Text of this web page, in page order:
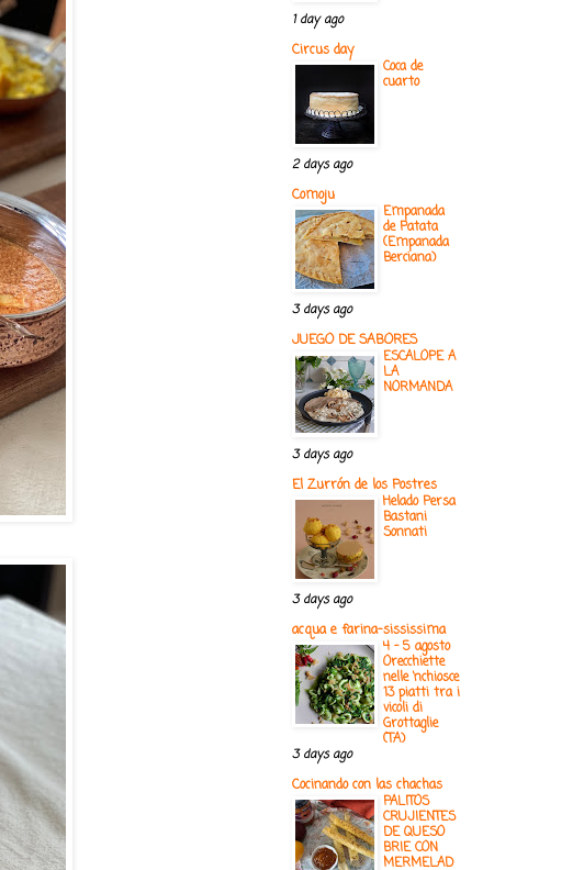
1 day ago
Circus day
Coca de
cuarto
2 days ago
Comoju
Empanada
de Patata
(Empanada
Berciana)
3 days ago
JUEGO DE SABORES
ESCALOPE A
LA
NORMANDA
3 days ago
El Zurrón de los Postres
Helado Persa
Bastani
Sonnati
3 days ago
acqua e farina-sississima
4 - 5 agosto
Orecchiette
nelle ‘nchiosce
13 piatti tra i
vicoli di
Grottaglie
(TA)
3 days ago
Cocinando con las chachas
PALITOS
CRUJIENTES
DE QUESO
BRIE CON
MERMELAD